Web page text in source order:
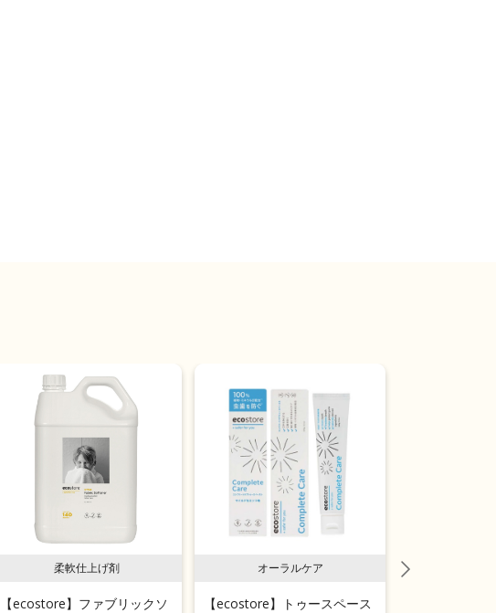
柔軟仕上げ剤
【ecostore】ファブリックソ
オーラルケア
【ecostore】トゥースペース